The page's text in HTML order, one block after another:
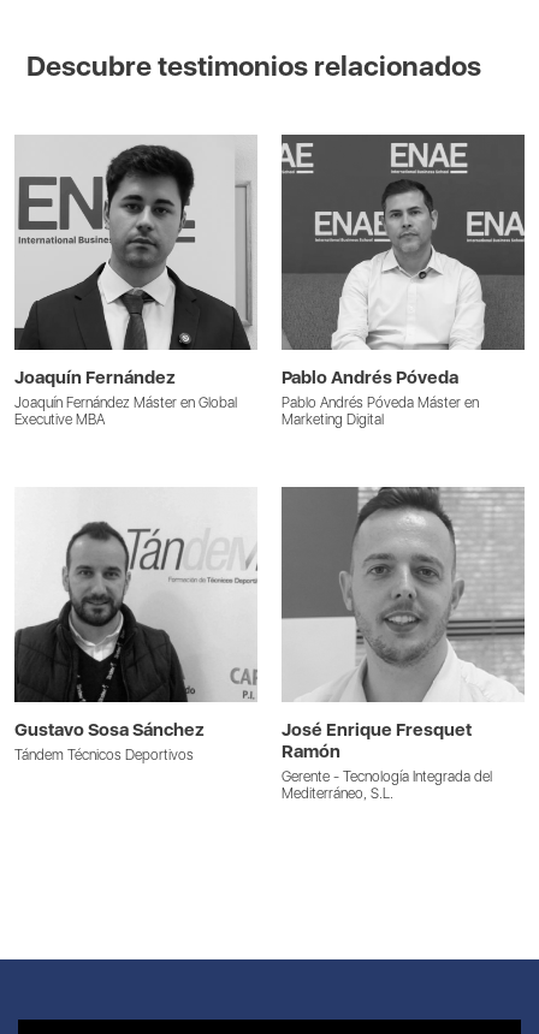
Descubre testimonios relacionados
Joaquín Fernández
Joaquín Fernández Máster en Global
Executive MBA
Pablo Andrés Póveda
Pablo Andrés Póveda Máster en
Marketing Digital
Gustavo Sosa Sánchez
Tándem Técnicos Deportivos
José Enrique Fresquet
Ramón
Gerente - Tecnología Integrada del
Mediterráneo, S.L.